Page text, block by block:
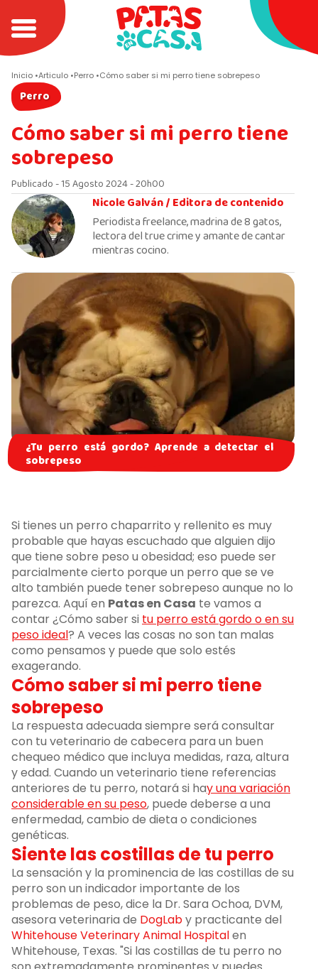
Inicio Articulo Perro Cómo saber si mi perro tiene sobrepeso
Perro
Cómo saber si mi perro tiene
sobrepeso
Publicado - 15 Agosto 2024 - 20h00
Nicole Galván /Editora de contenido
Periodista freelance, madrina de 8 gatos,
lectora del true crime y amante de cantar
mientras cocino.
¿Tu perro está gordo? Aprende a detectar el
sobrepeso
Si tienes un perro chaparrito y rellenito es muy
probable que hayas escuchado que alguien dijo
que tiene sobre peso u obesidad; eso puede ser
parcialmente cierto porque un perro que se ve
alto también puede tener sobrepeso aunque no lo
parezca. Aquí en Patas en Casa te vamos a
contar ¿Cómo saber si tu perro está gordo o en su
peso ideal? A veces las cosas no son tan malas
como pensamos y puede que solo estés
exagerando.
Cómo saber si mi perro tiene
sobrepeso
La respuesta adecuada siempre será consultar
con tu veterinario de cabecera para un buen
chequeo médico que incluya medidas, raza, altura
y edad. Cuando un veterinario tiene referencias
anteriores de tu perro, notará si hay una variación
considerable en su peso, puede deberse a una
enfermedad, cambio de dieta o condiciones
genéticas.
Siente las costillas de tu perro
La sensación y la prominencia de las costillas de su
perro son un indicador importante de los
problemas de peso, dice la Dr. Sara Ochoa, DVM,
asesora veterinaria de DogLaby practicante del
Whitehouse Veterinary Animal Hospitalen
Whitehouse, Texas. "Si las costillas de tu perro no